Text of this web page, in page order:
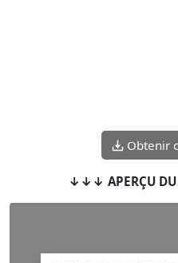
Obtenir
↓↓↓ APERÇU